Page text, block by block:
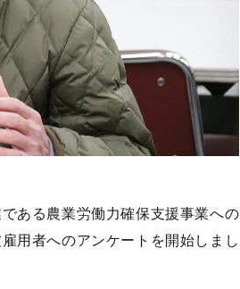
ある農業労働力確保支援事業への
用者へのアンケートを開始しまし